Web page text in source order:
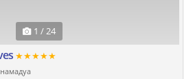
1 / 24
★★★★★